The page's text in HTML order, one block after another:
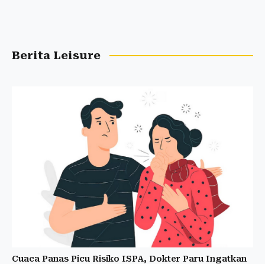
Berita Leisure
Cuaca Panas Picu Risiko ISPA, Dokter Paru Ingatkan